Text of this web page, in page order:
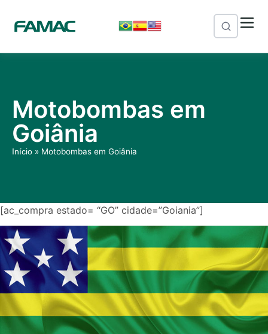
Motobombas em
Goiânia
Início » Motobombas em Goiânia
[ac_compra estado= “GO” cidade=”Goiania”]